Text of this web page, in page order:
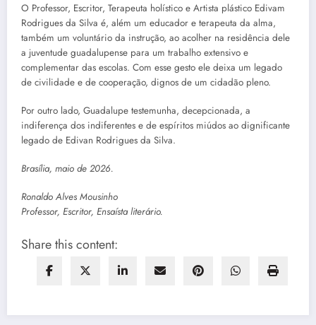
O Professor, Escritor, Terapeuta holístico e Artista plástico Edivam
Rodrigues da Silva é, além um educador e terapeuta da alma,
também um voluntário da instrução, ao acolher na residência dele
a juventude guadalupense para um trabalho extensivo e
complementar das escolas. Com esse gesto ele deixa um legado
de civilidade e de cooperação, dignos de um cidadão pleno.
Por outro lado, Guadalupe testemunha, decepcionada, a
indiferença dos indiferentes e de espíritos miúdos ao dignificante
legado de Edivan Rodrigues da Silva.
Brasília, maio de 2026.
Ronaldo Alves Mousinho
Professor, Escritor, Ensaísta literário.
Share this content: